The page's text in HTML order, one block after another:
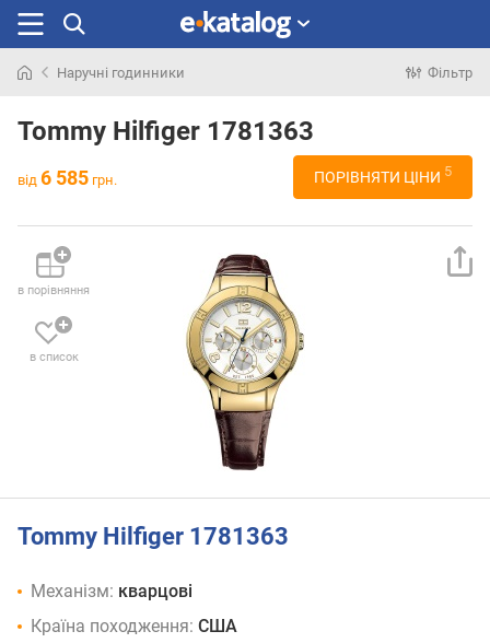
раніше
Наручні годинники Фільтр
Tommy Hilfiger 1781363
від 6 585 грн. ПОРІВНЯТИ ЦІНИ 5
в порівняння
в список
Tommy Hilfiger 1781363
Механізм: кварцові
Країна походження: США